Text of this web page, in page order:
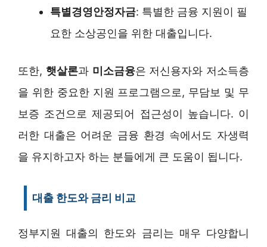
특별경영안정자금: 특별한 금융 지원이 필
요한 소상공인을 위한 대출입니다.
또한, 햇살론과 미소금융은 저신용자와 저소득층
을 위한 중요한 지원 프로그램으로, 무담보 및 무
보증 조건으로 제공되어 접근성이 높습니다. 이
러한 대출은 어려운 금융 환경 속에서도 자생력
을 유지하고자 하는 분들에게 큰 도움이 됩니다.
대출 한도와 금리 비교
정부지원 대출의 한도와 금리는 매우 다양합니